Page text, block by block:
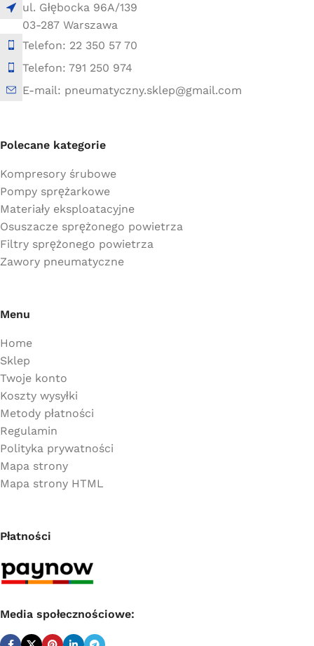
ul. Głębocka 96A/139
03-287 Warszawa
Telefon: 22 350 57 70
Telefon: 791 250 974
E-mail: pneumatyczny.sklep@gmail.com
Polecane kategorie
Kompresory śrubowe
Pompy sprężarkowe
Materiały eksploatacyjne
Osuszacze sprężonego powietrza
Filtry sprężonego powietrza
Zawory pneumatyczne
Menu
Home
Sklep
Twoje konto
Koszty wysyłki
Metody płatności
Regulamin
Polityka prywatności
Mapa strony
Mapa strony HTML
Płatności
Media społecznościowe: